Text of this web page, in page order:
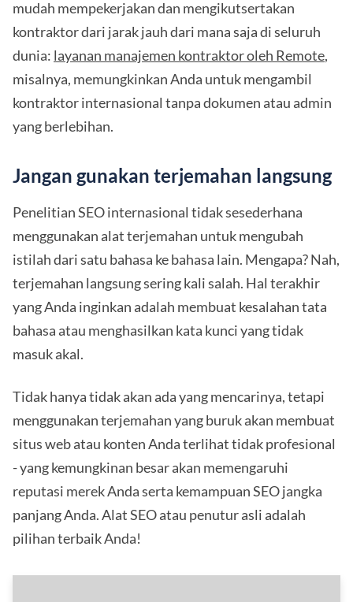
mudah mempekerjakan dan mengikutsertakan
kontraktor dari jarak jauh dari mana saja di seluruh
dunia: layanan manajemen kontraktor oleh Remote,
misalnya, memungkinkan Anda untuk mengambil
kontraktor internasional tanpa dokumen atau admin
yang berlebihan.
Jangan gunakan terjemahan langsung
Penelitian SEO internasional tidak sesederhana
menggunakan alat terjemahan untuk mengubah
istilah dari satu bahasa ke bahasa lain. Mengapa? Nah,
terjemahan langsung sering kali salah. Hal terakhir
yang Anda inginkan adalah membuat kesalahan tata
bahasa atau menghasilkan kata kunci yang tidak
masuk akal.
Tidak hanya tidak akan ada yang mencarinya, tetapi
menggunakan terjemahan yang buruk akan membuat
situs web atau konten Anda terlihat tidak profesional
- yang kemungkinan besar akan memengaruhi
reputasi merek Anda serta kemampuan SEO jangka
panjang Anda. Alat SEO atau penutur asli adalah
pilihan terbaik Anda!